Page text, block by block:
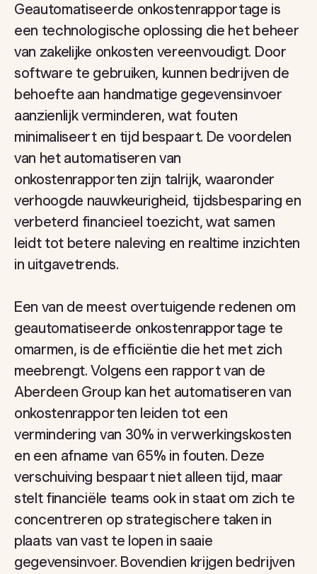
Geautomatiseerde onkostenrapportage is
een technologische oplossing die het beheer
van zakelijke onkosten vereenvoudigt. Door
software te gebruiken, kunnen bedrijven de
behoefte aan handmatige gegevensinvoer
aanzienlijk verminderen, wat fouten
minimaliseert en tijd bespaart. De voordelen
van het automatiseren van
onkostenrapporten zijn talrijk, waaronder
verhoogde nauwkeurigheid, tijdsbesparing en
verbeterd financieel toezicht, wat samen
leidt tot betere naleving en realtime inzichten
in uitgavetrends.
Een van de meest overtuigende redenen om
geautomatiseerde onkostenrapportage te
omarmen, is de efficiëntie die het met zich
meebrengt. Volgens een rapport van de
Aberdeen Group kan het automatiseren van
onkostenrapporten leiden tot een
vermindering van 30% in verwerkingskosten
en een afname van 65% in fouten. Deze
verschuiving bespaart niet alleen tijd, maar
stelt financiële teams ook in staat om zich te
concentreren op strategischere taken in
plaats van vast te lopen in saaie
gegevensinvoer. Bovendien krijgen bedrijven